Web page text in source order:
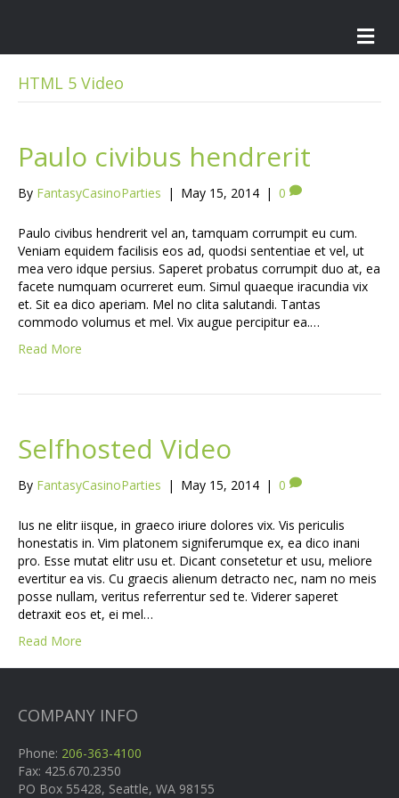
M
e
HTML 5 Video
Paulo civibus hendrerit
By FantasyCasinoParties | May 15, 2014 | 0
Paulo civibus hendrerit vel an, tamquam corrumpit eu cum.
Veniam equidem facilisis eos ad, quodsi sententiae et vel, ut
mea vero idque persius. Saperet probatus corrumpit duo at, ea
facete numquam ocurreret eum. Simul quaeque iracundia vix
et. Sit ea dico aperiam. Mel no clita salutandi. Tantas
commodo volumus et mel. Vix augue percipitur ea.…
Read More
Selfhosted Video
By FantasyCasinoParties | May 15, 2014 | 0
Ius ne elitr iisque, in graeco iriure dolores vix. Vis periculis
honestatis in. Vim platonem signiferumque ex, ea dico inani
pro. Esse mutat elitr usu et. Dicant consetetur et usu, meliore
evertitur ea vis. Cu graecis alienum detracto nec, nam no meis
posse nullam, veritus referrentur sed te. Viderer saperet
detraxit eos et, ei mel…
Read More
COMPANY INFO
Phone: 206-363-4100
Fax: 425.670.2350
PO Box 55428, Seattle, WA 98155